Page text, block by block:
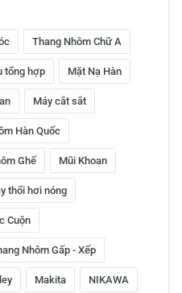
Thang Nhôm Chữ A
tổng hợp Mặt Nạ Hàn
Máy cắt sắt
Hàn Quốc
Ghế Mũi Khoan
thổi hơi nóng
Cuộn
Nhôm Gấp - Xếp
Makita NIKAWA